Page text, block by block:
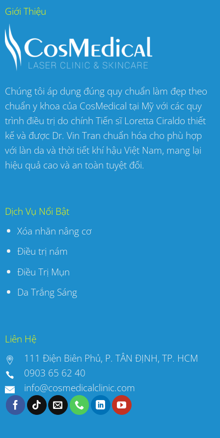
Giới Thiệu
Chúng tôi áp dụng đúng quy chuẩn làm đẹp theo
chuẩn y khoa của CosMedical tại Mỹ với các quy
trình điều trị do chính Tiến sĩ Loretta Ciraldo thiết
kế và được Dr. Vin Tran chuẩn hóa cho phù hợp
với làn da và thời tiết khí hậu Việt Nam, mang lại
hiệu quả cao và an toàn tuyệt đối.
Dịch Vụ Nổi Bật
Xóa nhăn nâng cơ
Điều trị nám
Điều Trị Mụn
Da Trắng Sáng
Liên Hệ
111 Điện Biên Phủ, P. TÂN ĐỊNH, TP. HCM
0903 65 62 40
info@cosmedicalclinic.com